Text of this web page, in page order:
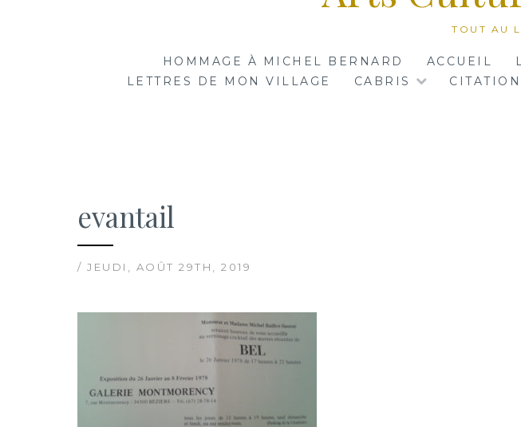
TOUT AU
HOMMAGE À MICHEL BERNARD ACCUEIL
LETTRES DE MON VILLAGE
CABRIS
evantail
/ JEUDI, AOÛT 29TH, 2019